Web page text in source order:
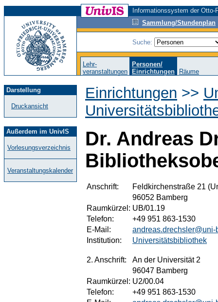
Informationssystem der
Sammlung/Stundenplan
Suche:
Lehr-
veranstaltungen
Personen/
Einrichtungen
Räume
Darstellung
Druckansicht
Außerdem im UnivIS
Vorlesungsverzeichnis
Veranstaltungskalender
Einrichtungen >>
Dr. Andreas
Anschrift:
Feldkirchenstraße 21
96052 Bamberg
Raumkürzel: UB/01.19
Telefon:
+49 951 863-1530
E-Mail:
andreas.drechsler@uni-
Institution:
Universitätsbibliothek
2. Anschrift:
An der Universität 2
96047 Bamberg
Raumkürzel: U2/00.04
Telefon:
+49 951 863-1530